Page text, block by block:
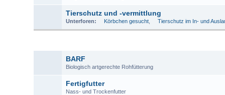
Tierschutz und -vermittlung
Unterforen: Körbchen gesucht Tierschutz im In- und
BARF
Biologisch artgerechte Rohfütterung
Fertigfutter
Nass- und Trockenfutter